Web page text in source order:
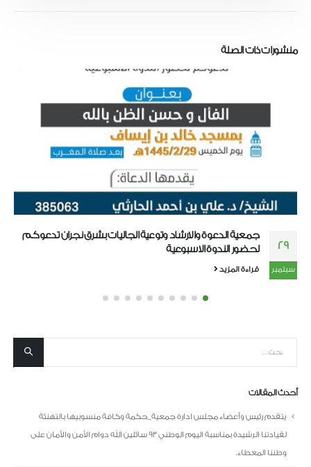
منشوراتذات الصلة
29
سبتمبر
جمعية الدعوة والارشاد وتوعية الجاليات بشرق نجران تدعوكم
لحضور الندوة الاسبوعية
قراءة المزيد
أحدث المقالات
يتقدم رئيس وأعضاء مجلس ادارة جمعية_حكمة وكافة منسوبيها بالتهنئة
لقيادتنا الرشيدة بمناسبة اليوم الوطني 93 سائلين الله دوام الأمن والأمان على
وطننا المعطاء.